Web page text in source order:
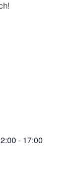
- 17:00